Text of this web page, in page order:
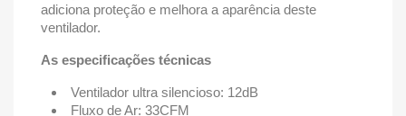
adiciona proteção e melhora a aparência deste
ventilador.
As especificações técnicas
Ventilador ultra silencioso: 12dB
Fluxo de Ar: 33CFM